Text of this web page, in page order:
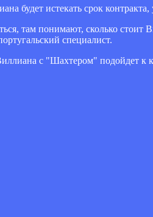
будет истекать срок
там понимают, сколько
специалист.
с "Шахтером" подойдет к